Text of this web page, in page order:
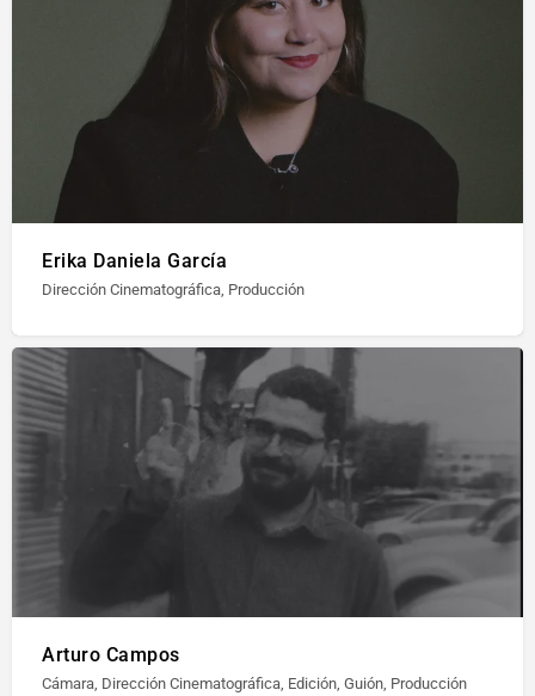
Erika Daniela García
Dirección Cinematográfica, Producción
Arturo Campos
Cámara, Dirección Cinematográfica, Edición, Guión, Producción